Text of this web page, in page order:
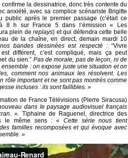
confirme la dessinatrice, donc très contente du
anxiété, avec sa complice scénariste Brigitte
public après le premier passage (c’était ce
8 h sur France 5 dans l’émission « Les
plein dereplays) et qui défendra cette belle
de la chaîne, en direct, demain mardi 10
nos bandes dessinées est respecté :“Vivre
différent, c’est compliqué, mais ça peut
du sien.” Pas de morale, pas de leçon, ni de
: on expose juste une situation et on
comment nos animaux les résolvent. Les
rôle important et ne sont pas montrés comme
incluses : ils sont faillibles. »
de France Télévisions (Pierre Siracusa)
dans le paysage audiovisuel français
».Tiphaine de Raguenel, directrice des
le même sens : « Cette série nous tient
familles recomposées et qui évoque avec
»